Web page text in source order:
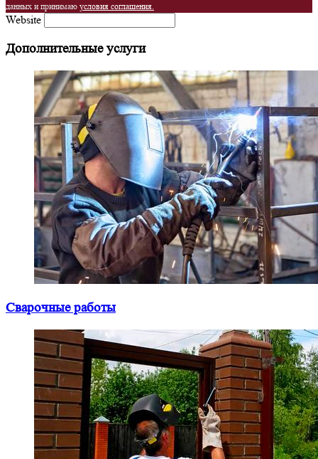
данных и принимаю условия соглашения.
Website
Дополнительные услуги
Сварочные работы